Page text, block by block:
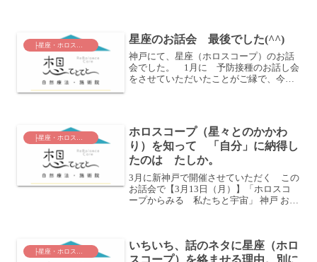
(笑)そんなのを 初...
星座のお話会 最後でした(^^)
神戸にて、星座（ホロスコープ）のお話
会でした。 1月に 予防接種のお話し会
をさせていただいたことがご縁で、今回
星座や惑星の関係四つの...
├星座・ホロスコープ
ホロスコープ（星々とのかかわ
り）を知って 「自分」に納得し
たのは たしか。
3月に新神戸で開催させていただく この
お話会で【3月13日（月）】「ホロスコ
ープからみる 私たちと宇宙」 神戸 お話
活学上級編では ...
├星座・ホロスコープ
いちいち、話のネタに星座（ホロ
スコープ）を絡ませる理由。別に